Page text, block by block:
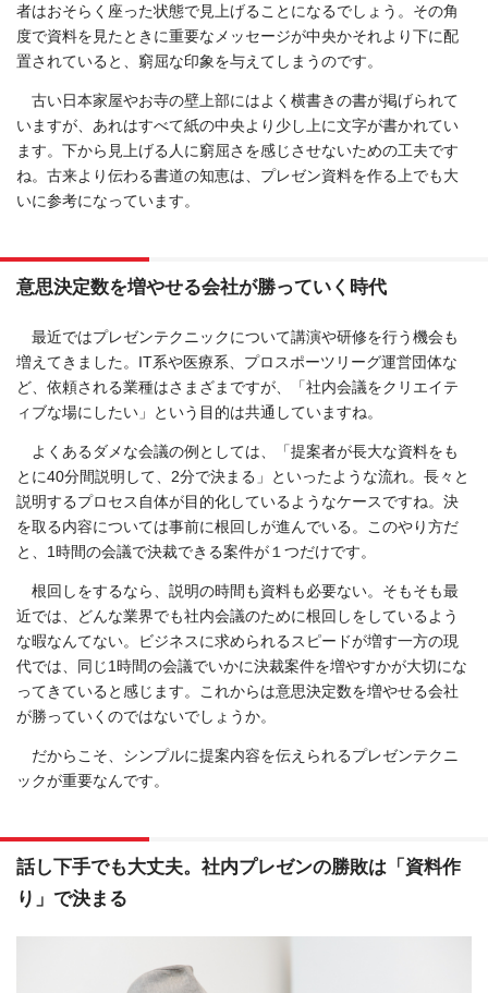
者はおそらく座った状態で見上げることになるでしょう。その角
度で資料を見たときに重要なメッセージが中央かそれより下に配
置されていると、窮屈な印象を与えてしまうのです。
古い日本家屋やお寺の壁上部にはよく横書きの書が掲げられて
いますが、あれはすべて紙の中央より少し上に文字が書かれてい
ます。下から見上げる人に窮屈さを感じさせないための工夫です
ね。古来より伝わる書道の知恵は、プレゼン資料を作る上でも大
いに参考になっています。
意思決定数を増やせる会社が勝っていく時代
最近ではプレゼンテクニックについて講演や研修を行う機会も
増えてきました。IT系や医療系、プロスポーツリーグ運営団体な
ど、依頼される業種はさまざまですが、「社内会議をクリエイテ
ィブな場にしたい」という目的は共通していますね。
よくあるダメな会議の例としては、「提案者が長大な資料をも
とに40分間説明して、2分で決まる」といったような流れ。長々と
説明するプロセス自体が目的化しているようなケースですね。決
を取る内容については事前に根回しが進んでいる。このやり方だ
と、1時間の会議で決裁できる案件が１つだけです。
根回しをするなら、説明の時間も資料も必要ない。そもそも最
近では、どんな業界でも社内会議のために根回しをしているよう
な暇なんてない。ビジネスに求められるスピードが増す一方の現
代では、同じ1時間の会議でいかに決裁案件を増やすかが大切にな
ってきていると感じます。これからは意思決定数を増やせる会社
が勝っていくのではないでしょうか。
だからこそ、シンプルに提案内容を伝えられるプレゼンテクニ
ックが重要なんです。
話し下手でも大丈夫。社内プレゼンの勝敗は「資料作
り」で決まる